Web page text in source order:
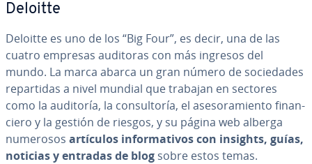
Deloitte
Deloitte es uno de los “Big Four”, es decir, una de las
cuatro empresas auditoras con más ingresos del
mundo. La marca abarca un gran número de so­cie­da­des
re­pa­r­ti­das a nivel mundial que trabajan en sectores
como la auditoría, la co­n­su­l­to­ría, el ase­so­ra­mie­n­to fi­na­n­
cie­ro y la gestión de riesgos, y su página web alberga
numerosos artículos in­fo­r­ma­ti­vos con insights, guías,
noticias y entradas de blog sobre estos temas.